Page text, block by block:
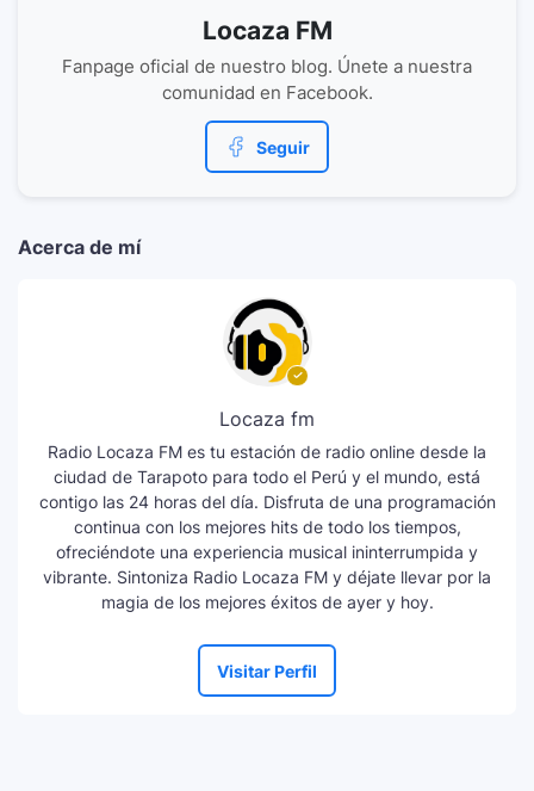
Locaza FM
Fanpage oficial de nuestro blog. Únete a nuestra
comunidad en Facebook.
Seguir
Acerca de mí
Locaza fm
Radio Locaza FM es tu estación de radio online desde la
ciudad de Tarapoto para todo el Perú y el mundo, está
contigo las 24 horas del día. Disfruta de una programación
continua con los mejores hits de todo los tiempos,
ofreciéndote una experiencia musical ininterrumpida y
vibrante. Sintoniza Radio Locaza FM y déjate llevar por la
magia de los mejores éxitos de ayer y hoy.
Visitar Perfil